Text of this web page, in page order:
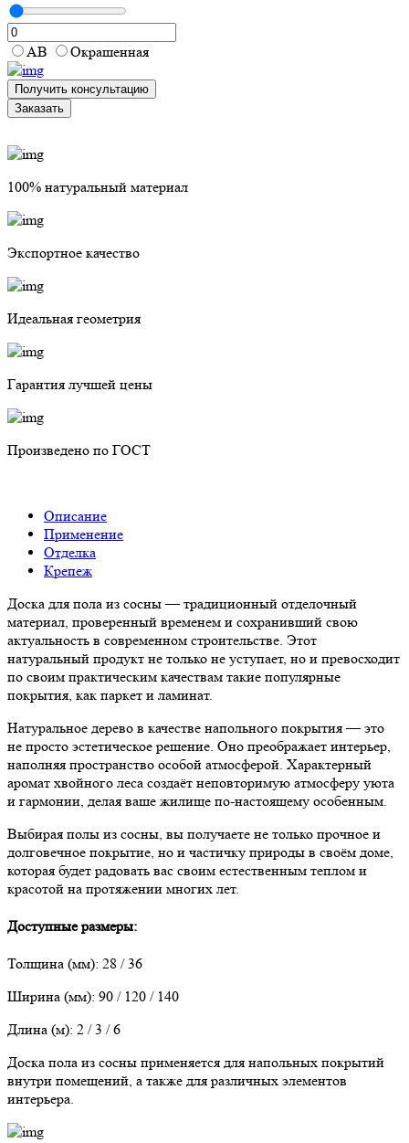
АВ Окрашенная
Получить консультацию
Заказать
100% натуральный материал
Экспортное качество
Идеальная геометрия
Гарантия лучшей цены
Произведено по ГОСТ
Описание
Применение
Отделка
Крепеж
Доска для пола из сосны — традиционный отделочный
материал, проверенный временем и сохранивший свою
актуальность в современном строительстве. Этот
натуральный продукт не только не уступает, но и превосходит
по своим практическим качествам такие популярные
покрытия, как паркет и ламинат.
Натуральное дерево в качестве напольного покрытия — это
не просто эстетическое решение. Оно преображает интерьер,
наполняя пространство особой атмосферой. Характерный
аромат хвойного леса создаёт неповторимую атмосферу уюта
и гармонии, делая ваше жилище по-настоящему особенным.
Выбирая полы из сосны, вы получаете не только прочное и
долговечное покрытие, но и частичку природы в своём доме,
которая будет радовать вас своим естественным теплом и
красотой на протяжении многих лет.
Доступные размеры:
Толщина (мм): 28 / 36
Ширина (мм): 90 / 120 / 140
Длина (м): 2 / 3 / 6
Доска пола из сосны применяется для напольных покрытий
внутри помещений, а также для различных элементов
интерьера.